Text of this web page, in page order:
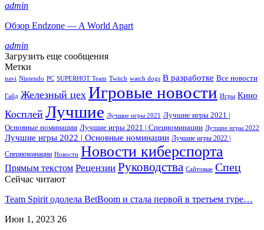
admin
Обзор Endzone — A World Apart
admin
Загрузить еще сообщения
Метки
navi Nintendo PC SUPERHOT Team Twitch watch dogs В разработке Все новости
Гайд Железный цех Игровые новости Игры Кино
Косплей Лучшие Лучшие игры 2021 Лучшие игры 2021 |
Основные номинации Лучшие игры 2021 | Спецноминации Лучшие игры 2022
Лучшие игры 2022 | Основные номинации Лучшие игры 2022 |
Спецноминации Новости Новости киберспорта
Прямым текстом Рецензии Руководства Сайтовые Спец
Сейчас читают
Team Spirit одолела BetBoom и стала первой в третьем туре…
Июн 1, 2023 26